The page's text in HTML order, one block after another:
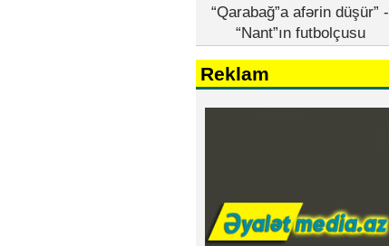
“Qarabağ”a afərin düşür” -
“Nant”ın futbolçusu
Reklam